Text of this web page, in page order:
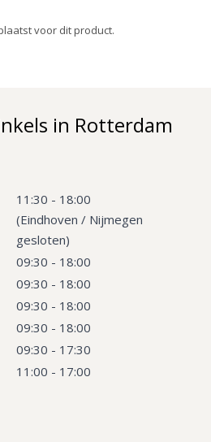
voor dit product.
in Rotterdam
11:30 - 18:00
(Eindhoven / Nijmegen
gesloten)
09:30 - 18:00
09:30 - 18:00
09:30 - 18:00
09:30 - 18:00
09:30 - 17:30
11:00 - 17:00